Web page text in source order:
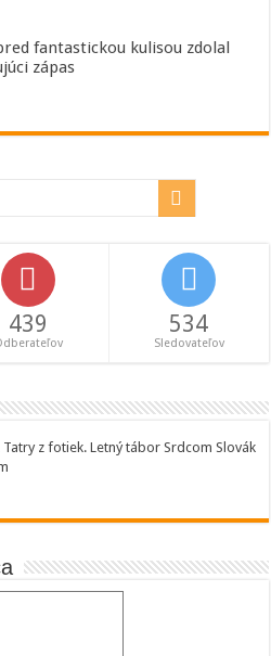
fantastickou kulisou zdolal
zápas
439 534
Sledovateľov
z fotiek. Letný tábor Srdcom Slovák